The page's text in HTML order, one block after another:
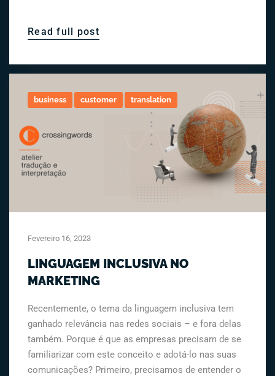
Read full post
business customer translation
Fevereiro 16, 2023
LINGUAGEM INCLUSIVA NO
MARKETING
Recentemente, o tema da linguagem inclusiva tem
ganhado relevância nas redes sociais – e fora delas
também. Porque é que as empresas precisam de se
familiarizar com este conceito e adotá-lo nas suas
comunicações? Primeiro, precisamos de entender o